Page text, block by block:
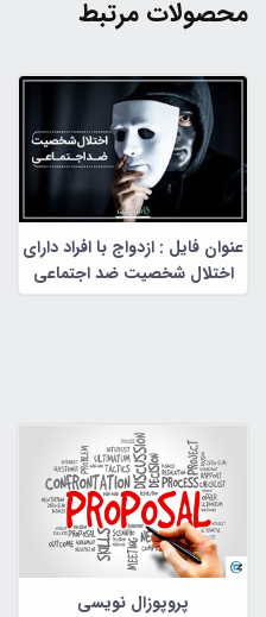
محصولات مرتبط
عنوان فایل : ازدواج با افراد دارای
اختلال شخصیت ضد اجتماعی
پروپوزال نویسی